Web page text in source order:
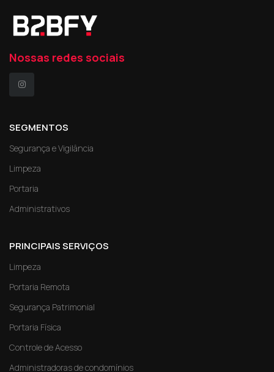
Nossas redes sociais
SEGMENTOS
Segurança e Vigilância
Limpeza
Portaria
Administrativos
PRINCIPAIS SERVIÇOS
Limpeza
Portaria Remota
Segurança Patrimonial
Portaria Física
Controle de Acesso
Administradoras de condomínios